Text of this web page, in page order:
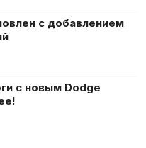
с добавлением
с новым Dodge